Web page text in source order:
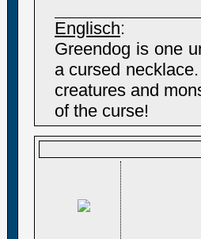
Englisch:
Greendog is one
a cursed
creatures and
of the curse!